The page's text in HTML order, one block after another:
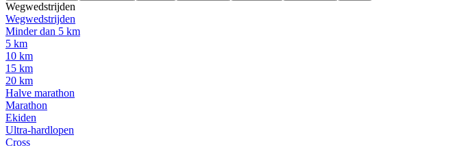
Wegwedstrijden
Wegwedstrijden
Minder dan 5 km
5 km
10 km
15 km
20 km
Halve marathon
Marathon
Ekiden
Ultra-hardlopen
Cross